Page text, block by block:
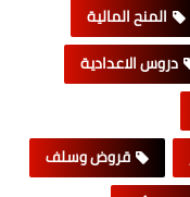
المنح المالية
دروس الاعدادية
قروض وسلف